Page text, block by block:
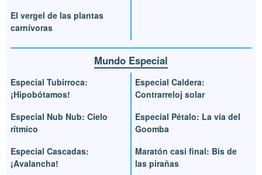
El vergel de las plantas
carnívoras
Mundo Especial
Especial Tubirroca:
¡Hipobótamos!
Especial Nub Nub: Cielo
rítmico
Especial Cascadas:
¡Avalancha!
Especial Caldera:
Contrarreloj solar
Especial Pétalo: La vía del
Goomba
Maratón casi final: Bis de
las pirañas